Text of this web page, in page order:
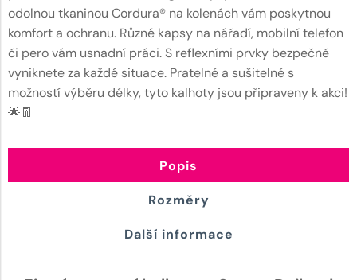
odolnou tkaninou Cordura® na kolenách vám poskytnou
komfort a ochranu. Různé kapsy na nářadí, mobilní telefon
či pero vám usnadní práci. S reflexními prvky bezpečně
vyniknete za každé situace. Pratelné a sušitelné s
možností výběru délky, tyto kalhoty jsou připraveny k akci!
🌟👖
Popis
Rozměry
Další informace